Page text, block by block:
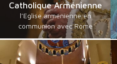
Catholique Arménienne
l’Eglise arménienne en
communion avec Rome